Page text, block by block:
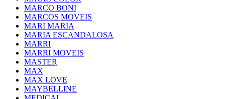
MARCO BONI
MARCOS MOVEIS
MARI MARIA
MARIA ESCANDALOSA
MARRI
MARRI MOVEIS
MASTER
MAX
MAX LOVE
MAYBELLINE